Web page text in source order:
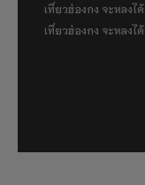
เที่ยวฮ่องกง จะหลงได้
เที่ยวฮ่องกง จะหลงได้